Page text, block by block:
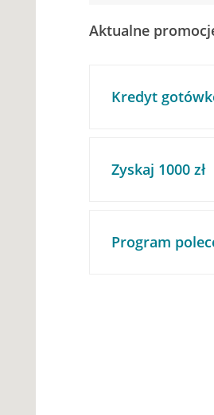
Aktualne
Kredyt
Zyskaj 1000 zł
Program